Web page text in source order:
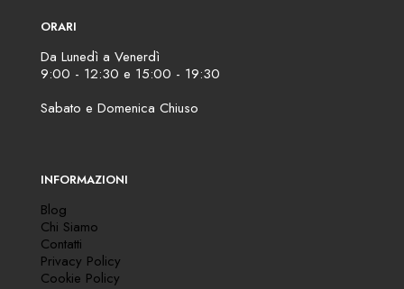
ORARI
Da Lunedì a Venerdì
9:00 - 12:30 e 15:00 - 19:30
Sabato e Domenica Chiuso
INFORMAZIONI
Blog
Chi Siamo
Contatti
Privacy Policy
Cookie Policy